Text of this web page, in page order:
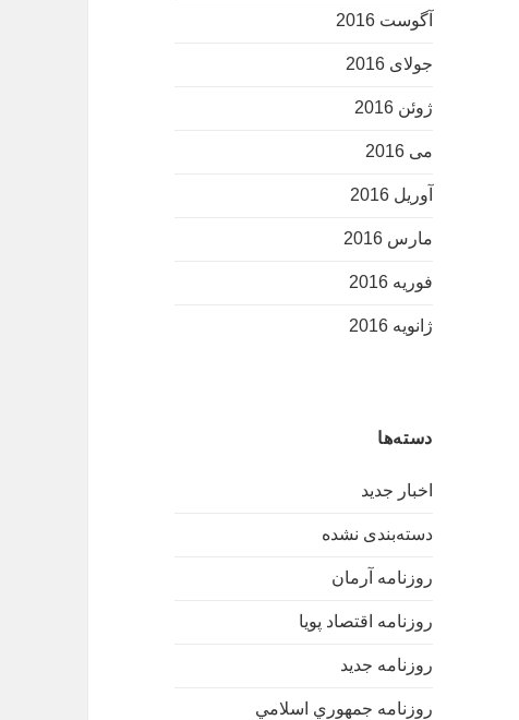
آگوست 2016
جولای 2016
ژوئن 2016
می 2016
آوریل 2016
مارس 2016
فوریه 2016
ژانویه 2016
دسته‌ها
اخبار جدید
دسته‌بندی نشده
روزنامه آرمان
روزنامه اقتصاد پویا
روزنامه جدید
روزنامه جمهوري اسلامي